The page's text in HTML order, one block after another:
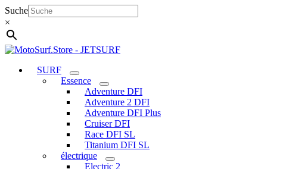
Aller
au
contenu
Suche
×
SURF
Essence
Adventure DFI
Adventure 2 DFI
Adventure DFI Plus
Cruiser DFI
Race DFI SL
Titanium DFI SL
électrique
Electric 2